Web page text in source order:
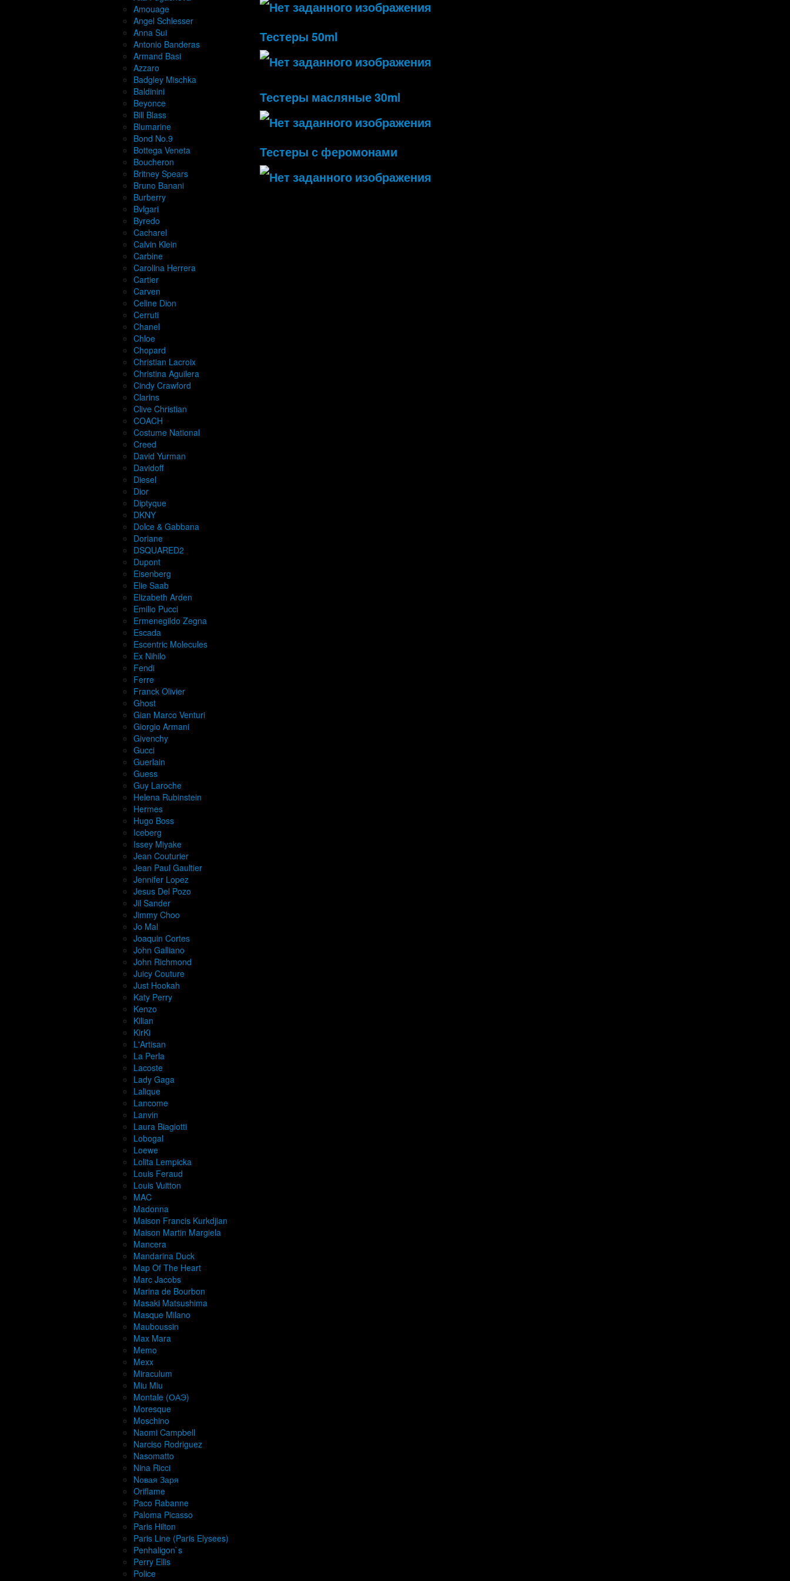
Amouage
Angel Schlesser
Anna Sui
Antonio Banderas
Armand Basi
Azzaro
Badgley Mischka
Baldinini
Beyonce
Bill Blass
Blumarine
Bond No.9
Bottega Veneta
Boucheron
Britney Spears
Bruno Banani
Burberry
Bvlgari
Byredo
Cacharel
Calvin Klein
Carbine
Carolina Herrera
Cartier
Carven
Celine Dion
Cerruti
Chanel
Chloe
Chopard
Christian Lacroix
Christina Aguilera
Cindy Crawford
Clarins
Clive Christian
COACH
Costume National
Creed
David Yurman
Davidoff
Diesel
Dior
Diptyque
DKNY
Dolce & Gabbana
Doriane
DSQUARED2
Dupont
Eisenberg
Elie Saab
Elizabeth Arden
Emilio Pucci
Ermenegildo Zegna
Escada
Escentric Molecules
Ex Nihilo
Fendi
Ferre
Franck Olivier
Ghost
Gian Marco Venturi
Giorgio Armani
Givenchy
Gucci
Guerlain
Guess
Guy Laroche
Helena Rubinstein
Hermes
Hugo Boss
Iceberg
Issey Miyake
Jean Couturier
Jean Paul Gaultier
Jennifer Lopez
Jesus Del Pozo
Jil Sander
Jimmy Choo
Jo Mal
Joaquin Cortes
John Galliano
John Richmond
Juicy Couture
Just Hookah
Katy Perry
Kenzo
Kilian
KirKi
L'Artisan
La Perla
Lacoste
Lady Gaga
Lalique
Lancome
Lanvin
Laura Biagiotti
Lobogal
Loewe
Lolita Lempicka
Louis Feraud
Louis Vuitton
MAC
Madonna
Maison Francis Kurkdjian
Maison Martin Margiela
Mancera
Mandarina Duck
Map Of The Heart
Marc Jacobs
Marina de Bourbon
Masaki Matsushima
Masque Milano
Mauboussin
Max Mara
Memo
Mexx
Miraculum
Miu Miu
Montale (ОАЭ)
Moresque
Moschino
Naomi Campbell
Narciso Rodriguez
Nasomatto
Nina Ricci
Nовая Заря
Oriflame
Paco Rabanne
Paloma Picasso
Paris Hilton
Paris Line (Paris Elysees)
Penhaligon`s
Perry Ellis
Police
Тестеры 50ml
Тестеры масляные 30ml
Тестеры с феромонами